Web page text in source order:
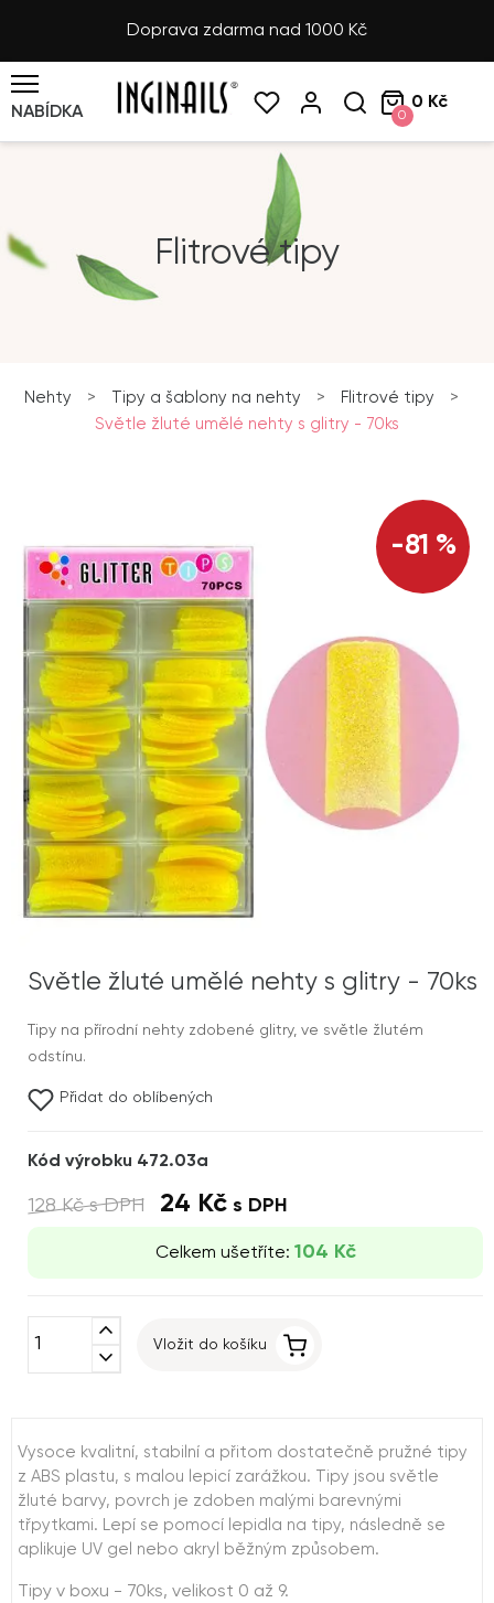
Doprava zdarma nad 1000 Kč
NABÍDKA 0
0 Kč
Flitrové tipy
Nehty > Tipy a šablony na nehty > Flitrové tipy
>
Světle žluté umělé nehty s glitry - 70ks
-81 %
Světle žluté umělé nehty s glitry - 70ks
Tipy na přírodní nehty zdobené glitry, ve světle žlutém
odstínu.
Přidat do oblíbených
Kód výrobku 472.03a
128 Kčs DPH 24 Kč s DPH
Celkem ušetříte: 104 Kč
expand_less
expand_more
Vložit do košíku
Vysoce kvalitní, stabilní a přitom dostatečně pružné tipy
z ABS plastu, s malou lepicí zarážkou. Tipy jsou světle
žluté barvy, povrch je zdoben malými barevnými
třpytkami. Lepí se pomocí lepidla na tipy, následně se
aplikuje UV gel nebo akryl běžným způsobem.
Tipy v boxu - 70ks, velikost 0 až 9.